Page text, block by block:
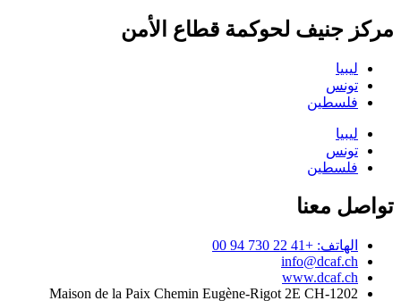
مركز جنيف لحوكمة قطاع الأمن
ليبيا
تونس
فلسطين
ليبيا
تونس
فلسطين
تواصل معنا
الهاتف: +41 22 730 94 00
info@dcaf.ch
www.dcaf.ch
Maison de la Paix Chemin Eugène-Rigot 2E CH-1202